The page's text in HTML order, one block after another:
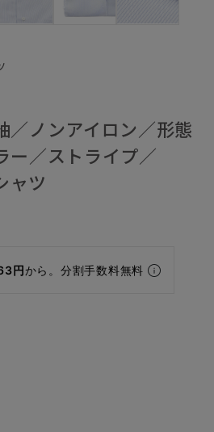
／ノンアイロン／形態
ー／ストライプ／
ャツ
円から。分割手数料無料